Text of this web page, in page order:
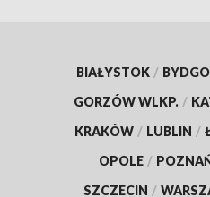
BIAŁYSTOK /
GORZÓW WLKP. /
KRAKÓW / LUBLIN /
OPOLE /
SZCZECIN /